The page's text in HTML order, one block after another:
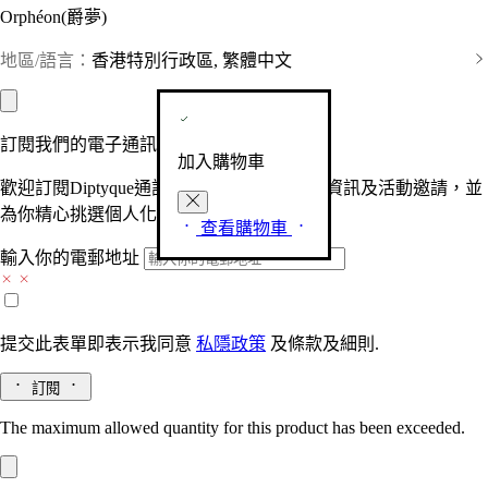
Orphéon(爵夢)
地區/語言： 香港特別行政區, 繁體中文
加入購物車
查看購物車
訂閱我們的電子通訊
歡迎訂閱Diptyque通訊，接收品牌最新產品資訊及活動邀請，並
為你精心挑選個人化的驚喜及禮物。
輸入你的電郵地址
提交此表單即表示我同意 私隱政策 及條款及細則.
訂閱
The maximum allowed quantity for this product has been exceeded.